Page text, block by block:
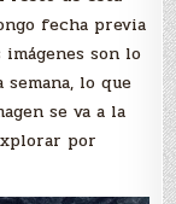
fecha previa
imágenes son lo
lo que
se va a la
por